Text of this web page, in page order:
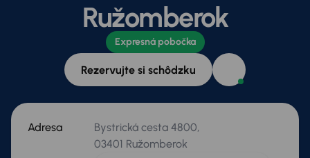
Ružomberok
Expresná pobočka
Rezervujte si schôdzku
Adresa
Bystrická cesta 4800,
03401 Ružomberok